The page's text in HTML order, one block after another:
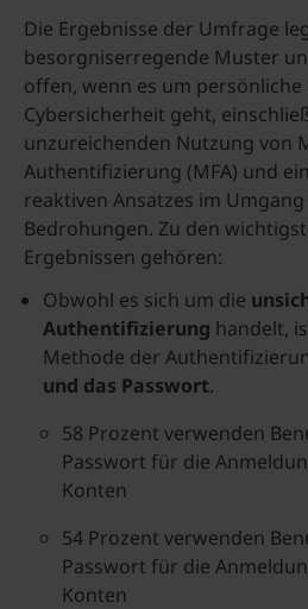
Die Ergebnisse der Umfrage
besorgniserregende Muster
offen, wenn es um
Cybersicherheit geht,
unzureichenden Nutzung von
Authentifizierung (MFA) und
reaktiven Ansatzes im
Bedrohungen. Zu den
Ergebnissen gehören:
Obwohl es sich um die
Authentifizierung handelt,
Methode der
und das Passwort.
58 Prozent verwenden
Passwort für die
Konten
54 Prozent verwenden
Passwort für die
Konten